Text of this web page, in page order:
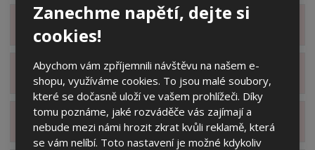
Zanechme napětí, dejte si
cookies!
Abychom vám zpříjemnili návštěvu na našem e-
shopu, využíváme cookies. To jsou malé soubory,
které se dočasně uloží ve vašem prohlížeči. Díky
tomu poznáme, jaké rozváděče vás zajímají a
nebude mezi námi hrozit zkrat kvůli reklamě, která
se vám nelíbí. Toto nastavení je možné kdykoliv
Zobrazit technické parametry
Zobrazit hodnocení produktu
Zobrazit související produkty